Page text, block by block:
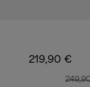
219,90 €